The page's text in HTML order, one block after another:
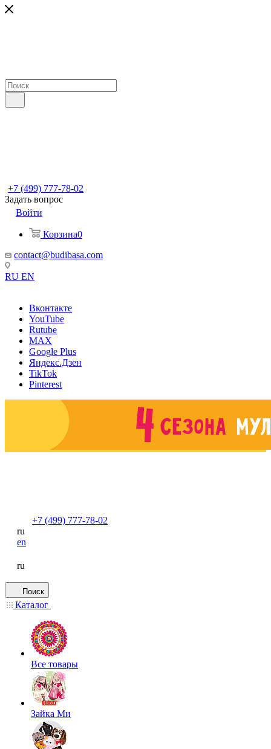
+7 (499) 777-78-02
Задать вопрос
Войти
Корзина0
contact@budibasa.com
RU EN
Вконтакте
YouTube
Rutube
MAX
Google Plus
Яндекс.Дзен
TikTok
Pinterest
+7 (499) 777-78-02
ru
en
ru
Поиск
Каталог
Все товары
Зайка Ми